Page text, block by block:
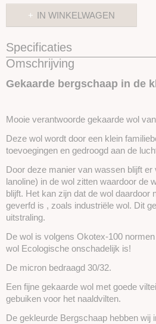
IN WINKELWAGEN
Specificaties
Productcode
Omschrijving
Gekaarde bergschaap in de
Mooie verantwoorde gekaarde wol
Deze wol wordt door een klein
toevoegingen en gedroogd aan de
Door deze manier van wassen blijft er
lanoline) in de wol zitten waardoor de
blijft. Het kan zijn dat de wol daardoor
geverfd is , zoals industriële wol. Dit
uitstraling.
De wol is volgens Okotex-100
wol Ecologische onschadelijk is!
De micron bedraagd 30/32.
Een fijne gekaarde wol met goede
gebuiken voor het naaldvilten.
De gekleurde Bergschaap hebben wij